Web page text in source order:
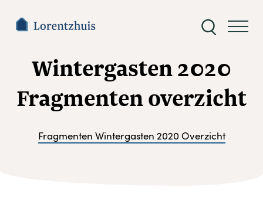
Zoeken
Wintergasten 2020
Fragmenten overzicht
Fragmenten Wintergasten 2020 Overzicht